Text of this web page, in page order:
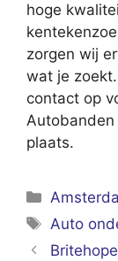
hoge
zorgen wij
wat je
contact op
Autobanden
plaats.
Tags
Auto